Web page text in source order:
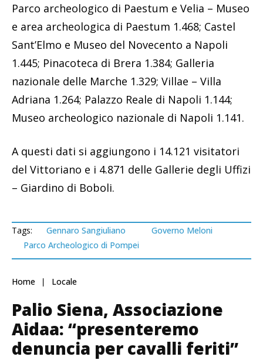
Parco archeologico di Paestum e Velia – Museo
e area archeologica di Paestum 1.468; Castel
Sant’Elmo e Museo del Novecento a Napoli
1.445; Pinacoteca di Brera 1.384; Galleria
nazionale delle Marche 1.329; Villae – Villa
Adriana 1.264; Palazzo Reale di Napoli 1.144;
Museo archeologico nazionale di Napoli 1.141.
A questi dati si aggiungono i 14.121 visitatori
del Vittoriano e i 4.871 delle Gallerie degli Uffizi
– Giardino di Boboli.
Tags: Gennaro Sangiuliano
Governo Meloni
Parco Archeologico di Pompei
Home Locale
Palio Siena, Associazione
Aidaa: “presenteremo
denuncia per cavalli feriti”